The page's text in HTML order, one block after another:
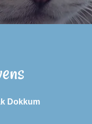
Dokkum